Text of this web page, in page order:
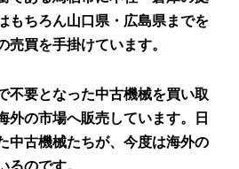
もちろん山口県・広島県までを
売買を手掛けています。
不要となった中古機械を買い取
外の市場へ販売しています。日
中古機械たちが、今度は海外の
るのです。